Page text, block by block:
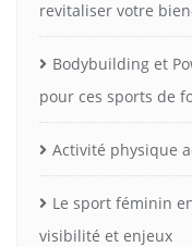
revitaliser votre
Bodybuilding et
pour ces sports de
Activité physique
Le sport féminin
visibilité et enjeux